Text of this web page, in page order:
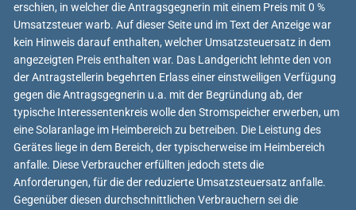
erschien, in welcher die Antragsgegnerin mit einem Preis mit 0 %
Umsatzsteuer warb. Auf dieser Seite und im Text der Anzeige war
kein Hinweis darauf enthalten, welcher Umsatzsteuersatz in dem
angezeigten Preis enthalten war. Das Landgericht lehnte den von
der Antragstellerin begehrten Erlass einer einstweiligen Verfügung
gegen die Antragsgegnerin u.a. mit der Begründung ab, der
typische Interessentenkreis wolle den Stromspeicher erwerben, um
eine Solaranlage im Heimbereich zu betreiben. Die Leistung des
Gerätes liege in dem Bereich, der typischerweise im Heimbereich
anfalle. Diese Verbraucher erfüllten jedoch stets die
Anforderungen, für die der reduzierte Umsatzsteuersatz anfalle.
Gegenüber diesen durchschnittlichen Verbrauchern sei die